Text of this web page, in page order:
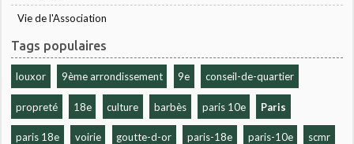
Vie de l'Association
Tags populaires
louxor 9ème arrondissement 9e conseil-de-quartier
propreté 18e culture barbès paris 10e Paris
paris 18e voirie goutte-d-or paris-18e paris-10e scmr